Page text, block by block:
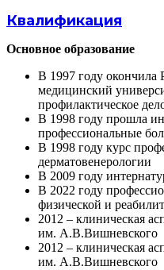
Квалификация
Основное образование
В 1997 году окончила
медицинский
профилактическое
В 1998 году прошла
профессиональные
В 1998 году курс
дерматовенерологии
В 2009 году
В 2022 году
физической и
2012 – клиническая
им. А.В.Вишневского
2012 – клиническая
им. А.В.Вишневского